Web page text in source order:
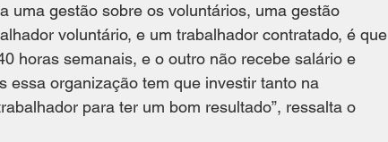
uma gestão sobre os voluntários, uma gestão
voluntário, e um trabalhador contratado, é que
horas semanais, e o outro não recebe salário e
essa organização tem que investir tanto na
para ter um bom resultado”, ressalta o